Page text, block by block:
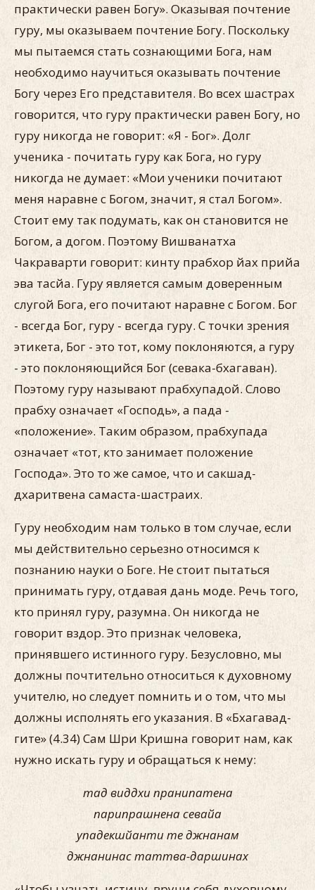
практически равен Богу». Оказывая почтение
гуру, мы оказываем почтение Богу. Поскольку
мы пытаемся стать сознающими Бога, нам
необходимо научиться оказывать почтение
Богу через Его представителя. Во всех шастрах
говорится, что гуру практически равен Богу, но
гуру никогда не говорит: «Я - Бог». Долг
ученика - почитать гуру как Бога, но гуру
никогда не думает: «Мои ученики почитают
меня наравне с Богом, значит, я стал Богом».
Стоит ему так подумать, как он становится не
Богом, а догом. Поэтому Вишванатха
Чакраварти говорит: кинту прабхор йах прийа
эва тасйа. Гуру является самым доверенным
слугой Бога, его почитают наравне с Богом. Бог
- всегда Бог, гуру - всегда гуру. С точки зрения
этикета, Бог - это тот, кому поклоняются, а гуру
- это поклоняющийся Бог (севака-бхагаван).
Поэтому гуру называют прабхупадой. Слово
прабху означает «Господь», а пада -
«положение». Таким образом, прабхупада
означает «тот, кто занимает положение
Господа». Это то же самое, что и сакшад-
дхаритвена самаста-шастраих.
Гуру необходим нам только в том случае, если
мы действительно серьезно относимся к
познанию науки о Боге. Не стоит пытаться
принимать гуру, отдавая дань моде. Речь того,
кто принял гуру, разумна. Он никогда не
говорит вздор. Это признак человека,
принявшего истинного гуру. Безусловно, мы
должны почтительно относиться к духовному
учителю, но следует помнить и о том, что мы
должны исполнять его указания. В «Бхагавад-
гите» (4.34) Сам Шри Кришна говорит нам, как
нужно искать гуру и обращаться к нему:
тад виддхи пранипатена
парипрашнена севайа
упадекшйанти те джнанам
джнанинас таттва-даршинах